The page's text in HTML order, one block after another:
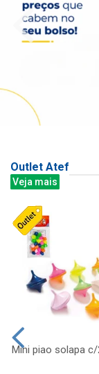
Outlet Atef
Veja mais
Mini piao solapa